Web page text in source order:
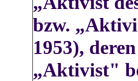
bzw.
1953),
„Aktivist"